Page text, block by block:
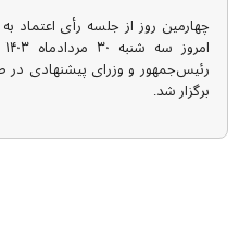
چهارمین روز از جلسه رأی اعتماد
رئیس‌جمهور و وزرای پیشنهادی
برگزار شد.